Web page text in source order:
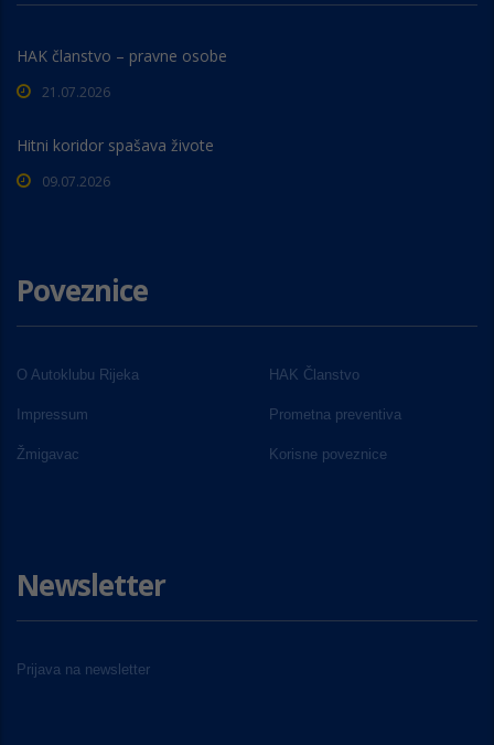
HAK članstvo – pravne osobe
21.07.2026
Hitni koridor spašava živote
09.07.2026
Poveznice
O Autoklubu Rijeka HAK Članstvo
Impressum Prometna preventiva
Žmigavac Korisne poveznice
Newsletter
Prijava na newsletter